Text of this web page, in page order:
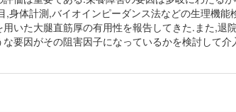
身体計測,バイオインピーダンス法などの生理機
いた大腿直筋厚の有用性を報告してきた.また,退
要因がその阻害因子になっているかを検討して